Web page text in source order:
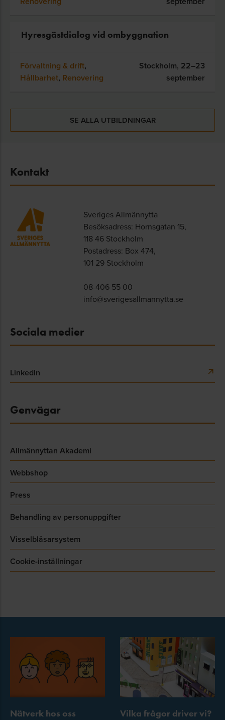
Hyresgästdialog vid ombyggnation
Förvaltning & drift,
Hållbarhet, Renovering
Stockholm, 22–23
september
SE ALLA UTBILDNINGAR
Kontakt
Sveriges Allmännytta
Besöksadress: Hornsgatan 15,
118 46 Stockholm
Postadress: Box 474,
101 29 Stockholm
08-406 55 00
info@sverigesallmannytta.se
Sociala medier
LinkedIn
Genvägar
Allmännyttan Akademi
Webbshop
Press
Behandling av personuppgifter
Visselblåsarsystem
Cookie-inställningar
Nätverk hos oss
Vilka frågor driver vi?